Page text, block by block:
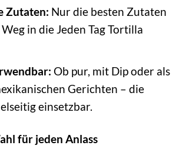
Zutaten: Nur die besten Zutaten
in die Jeden Tag Tortilla
Ob pur, mit Dip oder als
Gerichten – die
einsetzbar.
für jeden Anlass